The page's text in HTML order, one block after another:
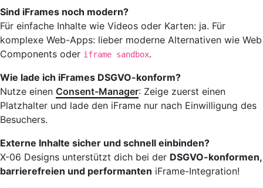
Sind iFrames noch modern?
Für einfache Inhalte wie Videos oder Karten: ja. Für
komplexe Web-Apps: lieber moderne Alternativen wie Web
Components oder iframe sandbox.
Wie lade ich iFrames DSGVO-konform?
Nutze einen Consent-Manager: Zeige zuerst einen
Platzhalter und lade den iFrame nur nach Einwilligung des
Besuchers.
Externe Inhalte sicher und schnell einbinden?
X-06 Designs unterstützt dich bei der DSGVO-konformen,
barrierefreien und performanten iFrame-Integration!